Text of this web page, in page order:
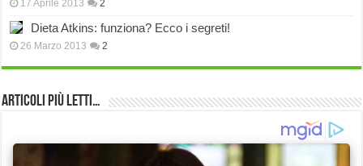
17 Aprile 2013 2
Dieta Atkins: funziona? Ecco i segreti!
26 Marzo 2013 2
Articoli più Letti…